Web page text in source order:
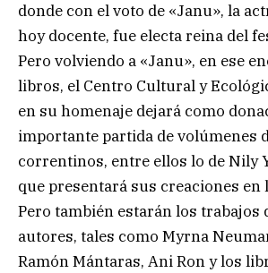
donde con el voto de «Janu», la
hoy docente, fue electa reina del
Pero volviendo a «Janu», en ese
libros, el Centro Cultural y
en su homenaje dejará como
importante partida de volúmenes
correntinos, entre ellos lo de Nily
que presentará sus creaciones en
Pero también estarán los trabajos
autores, tales como Myrna
Ramón Mántaras, Ani Ron y los